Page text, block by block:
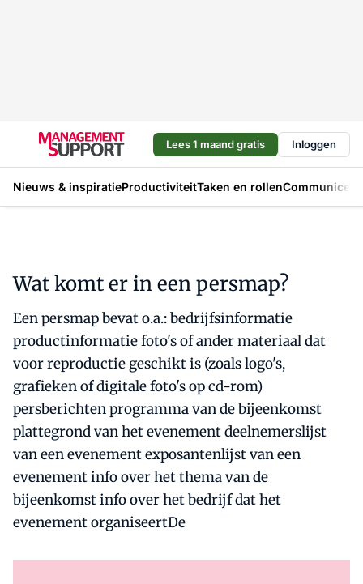
Lees 1 maand gratis Inloggen
Nieuws & inspiratieProductiviteitTaken en rollen
Wat komt er in een persmap?
Een persmap bevat o.a.: bedrijfsinformatie
productinformatie foto's of ander materiaal dat
voor reproductie geschikt is (zoals logo's,
grafieken of digitale foto's op cd-rom)
persberichten programma van de bijeenkomst
plattegrond van het evenement deelnemerslijst
van een evenement exposantenlijst van een
evenement info over het thema van de
bijeenkomst info over het bedrijf dat het
evenement organiseertDe